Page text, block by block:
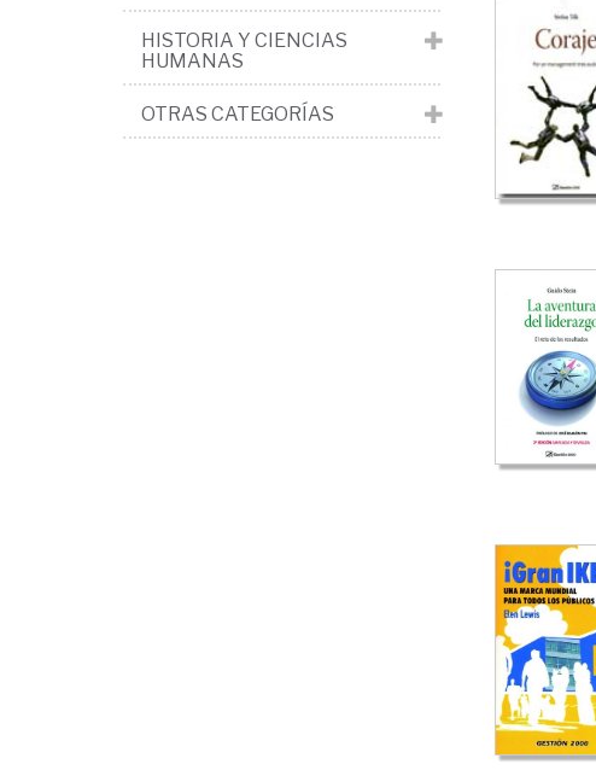
HISTORIA Y CIENCIAS
HUMANAS
OTRAS CATEGORÍAS